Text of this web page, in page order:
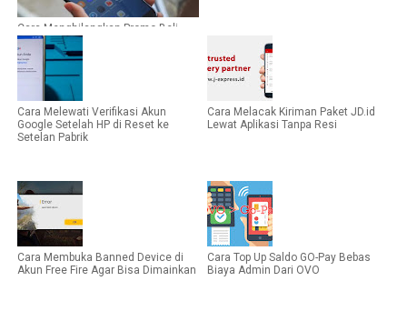
Cara Menghilangkan Promo Beli
Sebuah Paket Data Baru Telkomsel
Cara Melewati Verifikasi Akun
Google Setelah HP di Reset ke
Setelan Pabrik
Cara Melacak Kiriman Paket JD.id
Lewat Aplikasi Tanpa Resi
Cara Membuka Banned Device di
Akun Free Fire Agar Bisa Dimainkan
Cara Top Up Saldo GO-Pay Bebas
Biaya Admin Dari OVO